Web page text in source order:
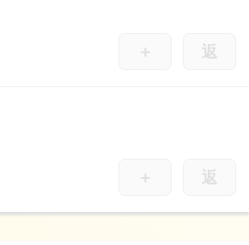
＋ 返
＋ 返